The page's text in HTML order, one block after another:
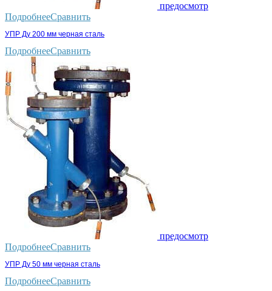
предосмотр
ПодробнееСравнить
УПР Ду 200 мм черная сталь
ПодробнееСравнить
предосмотр
ПодробнееСравнить
УПР Ду 50 мм черная сталь
ПодробнееСравнить